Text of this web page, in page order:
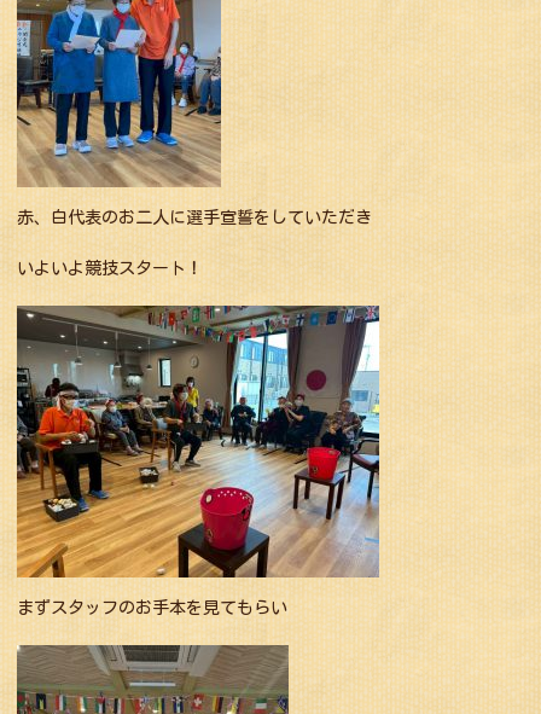
赤、白代表のお二人に選手宣誓をしていただき
いよいよ競技スタート！
まずスタッフのお手本を見てもらい